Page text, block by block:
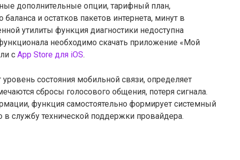
дополнительные опции, тарифный план,
и остатков пакетов интернета, минут в
утилиты функция диагностики недоступна
необходимо скачать приложение «Мой
с App Store для iOS.
уровень состояния мобильной связи, определяет
сбросы голосового общения, потеря сигнала.
функция самостоятельно формирует системный
в службу технической поддержки провайдера.